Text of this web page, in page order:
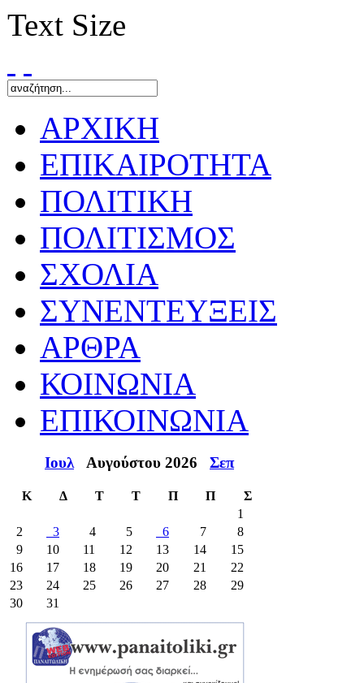
Text Size
ΑΡΧΙΚΗ
ΕΠΙΚΑΙΡΟΤΗΤΑ
ΠΟΛΙΤΙΚΗ
ΠΟΛΙΤΙΣΜΟΣ
ΣΧΟΛΙΑ
ΣΥΝΕΝΤΕΥΞΕΙΣ
ΑΡΘΡΑ
ΚΟΙΝΩΝΙΑ
ΕΠΙΚΟΙΝΩΝΙΑ
Ιουλ Αυγούστου 2026 Σεπ
Κ Δ Τ Τ Π Π
Σ
1
2
3 4 5 6 7
8
9
10 11 12 13 14
15
16
17 18 19 20 21
22
23
24 25 26 27 28
29
30
31